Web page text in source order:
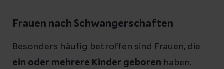
Frauen nach Schwangerschaften
Besonders häufig betroffen sind Frauen, die
ein oder mehrere Kinder geboren haben.